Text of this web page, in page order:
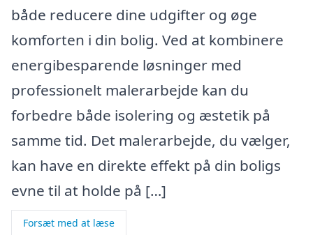
både reducere dine udgifter og øge
komforten i din bolig. Ved at kombinere
energibesparende løsninger med
professionelt malerarbejde kan du
forbedre både isolering og æstetik på
samme tid. Det malerarbejde, du vælger,
kan have en direkte effekt på din boligs
evne til at holde på […]
Forsæt med at læse